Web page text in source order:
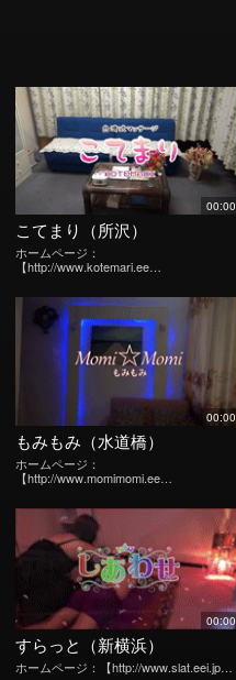
00:00
こてまり（所沢）
ホームページ：
【http://www.kotemari.ee…
00:00
もみもみ（水道橋）
ホームページ：
【http://www.momimomi.ee…
00:00
すらっと（新横浜）
ホームページ：【http://www.slat.eei.jp…